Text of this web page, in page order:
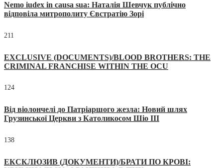
Nemo iudex in causa sua: Наталія Шевчук публічно
відповіла митрополиту Євстратію Зорі
211
EXCLUSIVE (DOCUMENTS)/BLOOD BROTHERS: THE
CRIMINAL FRANCHISE WITHIN THE OCU
124
Від віолончелі до Патріаршого жезла: Новий шлях
Грузинської Церкви з Католикосом Шіо III
138
ЕКСКЛЮЗИВ (ДОКУМЕНТИ)/БРАТИ ПО КРОВІ: